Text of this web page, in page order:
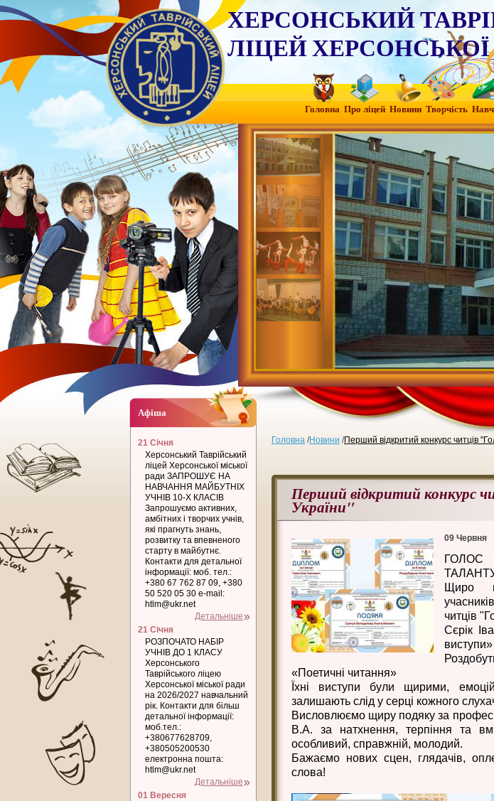
ХЕРСОНСЬКИЙ
ЛІЦЕЙ ХЕРСОНСЬКОЇ
Головна Про ліцей Новини Творчість
Головна /Новини /Перший відкритий конкурс читців
Перший відкритий конкурс
України"
09 Червня
ГОЛОС
Щиро
читців
Сєрік
виступи»
«Поетичні читання»
Їхні виступи були щирими,
залишають слід у серці кожного
Висловлюємо щиру подяку за
В.А. за натхнення, терпіння та
особливий, справжній, молодий.
Бажаємо нових сцен, глядачів,
слова!
Афіша
21 Січня
Херсонський Таврійський
ліцей Херсонської міської
ради ЗАПРОШУЄ НА
НАВЧАННЯ МАЙБУТНІХ
УЧНІВ 10-Х КЛАСІВ
Запрошуємо активних,
амбітних і творчих учнів,
які прагнуть знань,
розвитку та впевненого
старту в майбутнє.
Контакти для детальної
інформації: моб. тел.:
+380 67 762 87 09, +380
50 520 05 30 e-mail:
htlm@ukr.net
Детальніше
21 Січня
РОЗПОЧАТО НАБІР
УЧНІВ ДО 1 КЛАСУ
Херсонського
Таврійського ліцею
Херсонської міської ради
на 2026/2027 навчальний
рік. Контакти для більш
детальної інформації:
моб.тел.:
+380677628709,
+380505200530
електронна пошта:
htlm@ukr.net
Детальніше
01 Вересня